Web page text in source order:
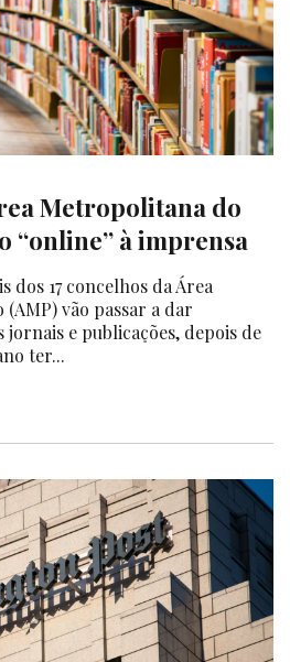
Metropolitana do
“online” à imprensa
dos 17 concelhos da Área
vão passar a dar
jornais e publicações, depois de
ter...